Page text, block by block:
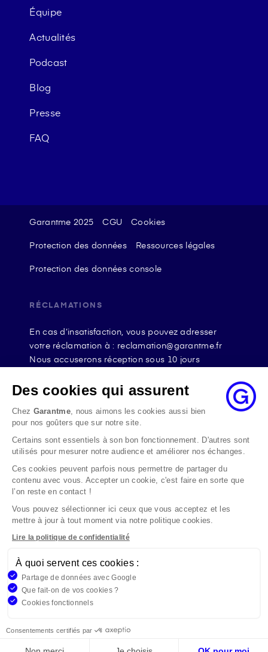
Équipe
Actualités
Podcast
Blog
Presse
FAQ
Garantme 2025 CGU Cookies
Protection des données Ressources légales
Protection des données console
RÉCLAMATIONS
En cas d’insatisfaction, vous pouvez adresser
votre réclamation à : reclamation@garantme.fr
Nous accuserons réception sous 10 jours
état de cause, nous répondrons à la réclamation
au maximum dans les 2 mois.
Si le désaccord persiste, vous pouvez solliciter
l’avis du Médiateur de l’Assurance par internet à
l’adresse La médiation de l’assurance - Accueil
Par courrier à l’adresse : La Médiation de
l’Assurance TSA 50110 75441 PARIS CEDEX 09 ou
par email à l’adresse www.mediation-
assurance.org
La saisine du Médiateur de l’Assurance est gratuite
mais ne peut intervenir qu’après nous avoir
adressé une réclamation écrite.
Garantme, société par actions simplifiée au capital de 19
908,16 €, 832 523 344 RCS Bobigny. Entreprise régie par le
Code des Assurances et immatriculée à l’ORIAS
75002 Paris
Des cookies qui assurent
Chez Garantme, nous aimons les cookies aussi bien
pour nos goûters que sur notre site.
Certains sont essentiels à son bon fonctionnement. D'autres sont
utilisés pour mesurer notre audience et améliorer nos échanges.
Ces cookies peuvent parfois nous permettre de partager du
contenu avec vous. Accepter un cookie, c'est faire en sorte que
l’on reste en contact !
Vous pouvez sélectionner ici ceux que vous acceptez et les
mettre à jour à tout moment via notre politique cookies.
Lire la politique de confidentialité
À quoi servent ces cookies :
Partage de données avec Google
Que fait-on de vos cookies ?
Cookies fonctionnels
Consentements certifiés par